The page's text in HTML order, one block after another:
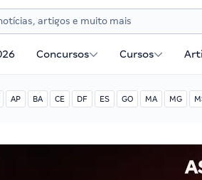
Concursos Cursos
AP BA CE DF ES GO MA MG